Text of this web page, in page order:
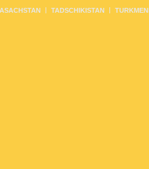
TADSCHIKISTAN